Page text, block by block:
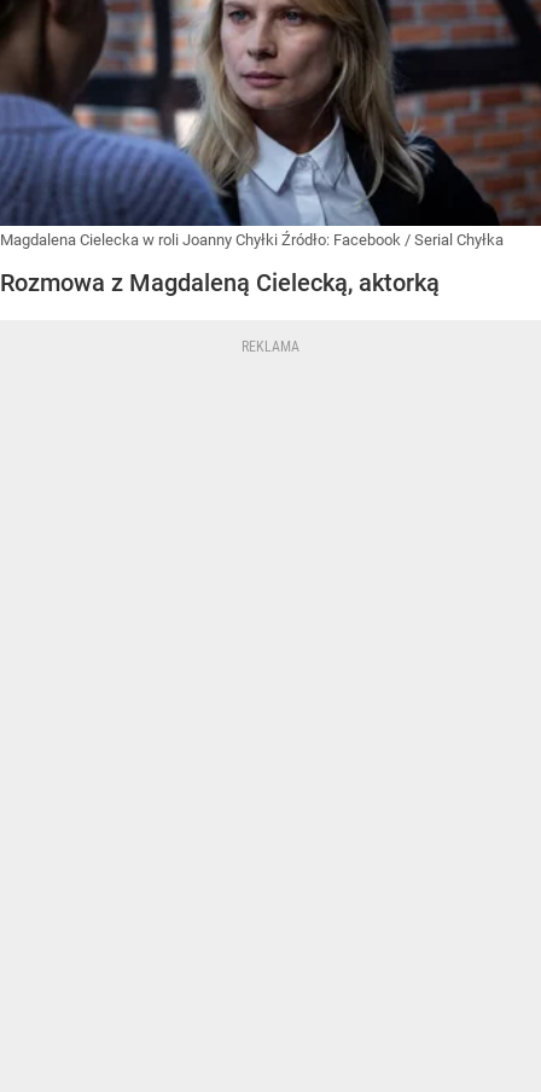
Magdalena Cielecka w roli Joanny Chyłki Źródło: Facebook / Serial Chyłka
Rozmowa z Magdaleną Cielecką, aktorką